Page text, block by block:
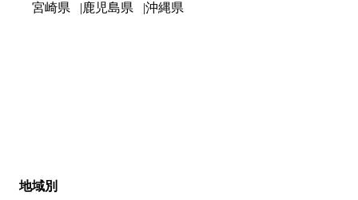
宮崎県
鹿児島県 沖縄県
地域別